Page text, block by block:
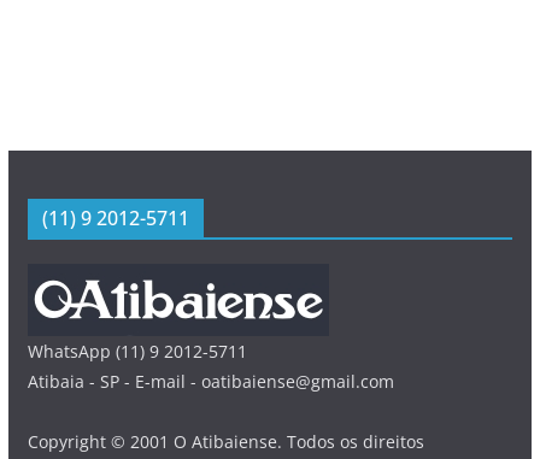
(11) 9 2012-5711
WhatsApp (11) 9 2012-5711
Atibaia - SP - E-mail - oatibaiense@gmail.com
Copyright © 2001 O Atibaiense. Todos os direitos